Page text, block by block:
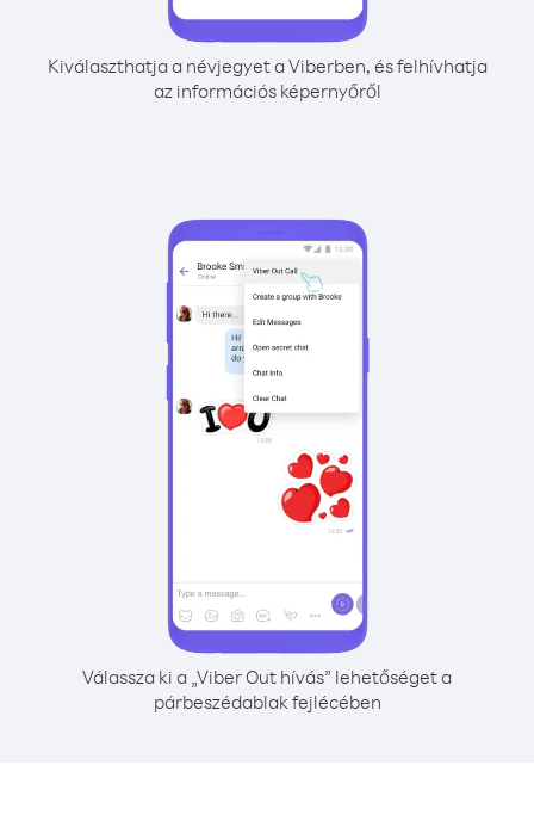
Kiválaszthatja a névjegyet a Viberben, és felhívhatja
az információs képernyőről
Válassza ki a „Viber Out hívás” lehetőséget a
párbeszédablak fejlécében